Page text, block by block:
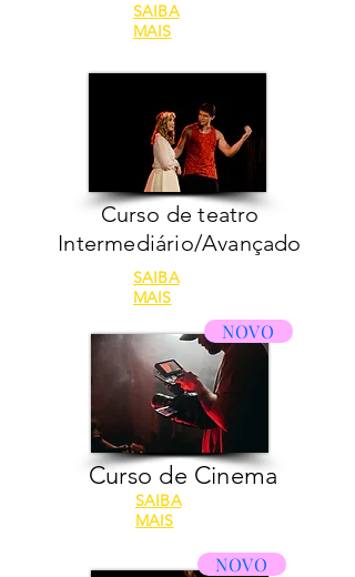
SAIBA
MAIS
Curso de teatro
Intermediário/Avançado
SAIBA
MAIS
NOVO
Curso de Cinema
SAIBA
MAIS
NOVO